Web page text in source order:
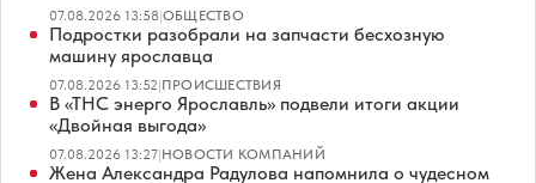
07.08.2026 13:58|ОБЩЕСТВО
Подростки разобрали на запчасти бесхозную
машину ярославца
07.08.2026 13:52|ПРОИСШЕСТВИЯ
В «ТНС энерго Ярославль» подвели итоги акции
«Двойная выгода»
07.08.2026 13:27|НОВОСТИ КОМПАНИЙ
Жена Александра Радулова напомнила о чудесном